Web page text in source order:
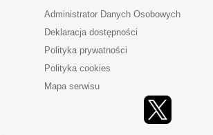
Administrator Danych Osobowych
Deklaracja dostępności
Polityka prywatności
Polityka cookies
Mapa serwisu